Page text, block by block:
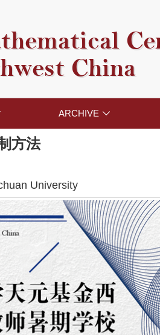
China
ARCHIVE 
方法
University